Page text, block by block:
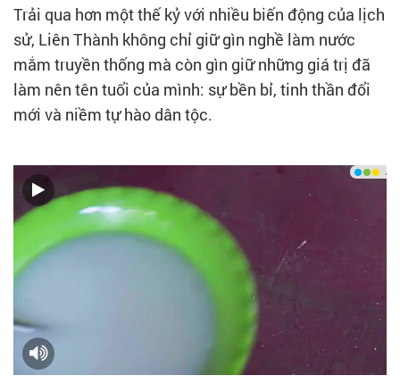
Trải qua hơn một thế kỷ với nhiều biến động của lịch
sử, Liên Thành không chỉ giữ gìn nghề làm nước
mắm truyền thống mà còn gìn giữ những giá trị đã
làm nên tên tuổi của mình: sự bền bỉ, tinh thần đổi
mới và niềm tự hào dân tộc.